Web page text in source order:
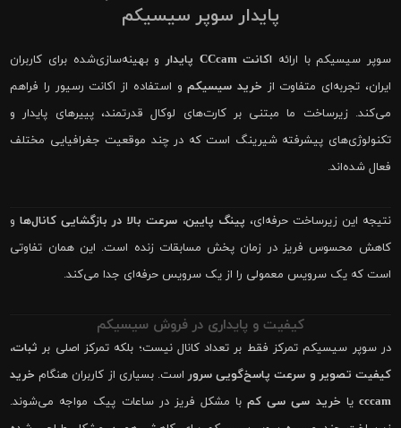
پایدار سوپر سیسیکم
سوپر سیسیکم با ارائه اکانت CCcam پایدار
و بهینه‌سازی‌شده برای کاربران
ایران، تجربه‌ای متفاوت از خرید سیسیکمو استفاده از اکانت رسیور را فراهم
می‌کند. زیرساخت ما مبتنی بر کارت‌های لوکال قدرتمند، پییرهای پایدار و
تکنولوژی‌های پیشرفته شیرینگ است که در چند موقعیت جغرافیایی مختلف
فعال شده‌اند.
نتیجه این زیرساخت حرفه‌ای، پینگ پایین، سرعت بالا در بازگشایی کانال‌هاو
کاهش محسوس فریز در زمان پخش مسابقات زنده است. این همان تفاوتی
است که یک سرویس معمولی را از یک سرویس حرفه‌ای جدا می‌کند.
کیفیت و پایداری در فروش سیسیکم
در سوپر سیسیکم تمرکز فقط بر تعداد کانال نیست؛ بلکه تمرکز اصلی بر ثبات،
کیفیت تصویر و سرعت پاسخ‌گویی سروراست. بسیاری از کاربران هنگام خرید
cccam یا خرید سی سی کمبا مشکل فریز در ساعات پیک مواجه می‌شوند.